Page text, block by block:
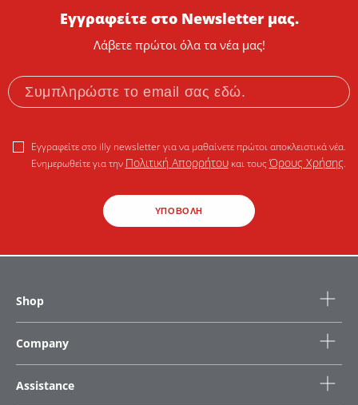
Εγγραφείτε στο Newsletter μας.
Λάβετε πρώτοι όλα τα νέα μας!
ΥΠΟΒΟΛΗ
Εγγραφείτε στο illy newsletter για να μαθαίνετε πρώτοι αποκλειστικά νέα.
Ενημερωθείτε για την Πολιτική Απορρήτουκαι τουςΌρους Χρήσης.
Shop
Company
Assistance